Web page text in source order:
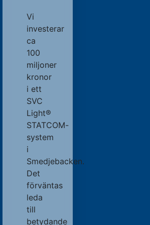
Vi
investerar
ca
100
miljoner
kronor
i ett
SVC
Light®
STATCOM-
system
i
Smedjebacken.
Det
förväntas
leda
till
betydande